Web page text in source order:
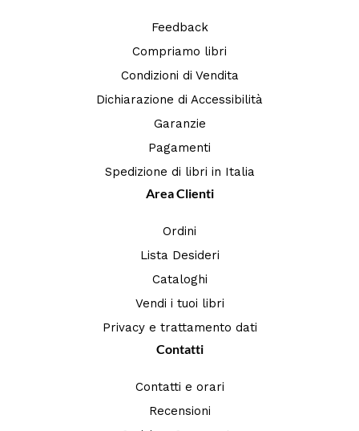
Feedback
Compriamo libri
Condizioni di Vendita
Dichiarazione di Accessibilità
Garanzie
Pagamenti
Spedizione di libri in Italia
Area Clienti
Ordini
Lista Desideri
Cataloghi
Vendi i tuoi libri
Privacy e trattamento dati
Contatti
Contatti e orari
Recensioni